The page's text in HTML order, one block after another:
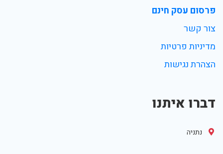
פרסום עסק חינם
צור קשר
מדיניות פרטיות
הצהרת נגישות
דברו איתנו
נתניה